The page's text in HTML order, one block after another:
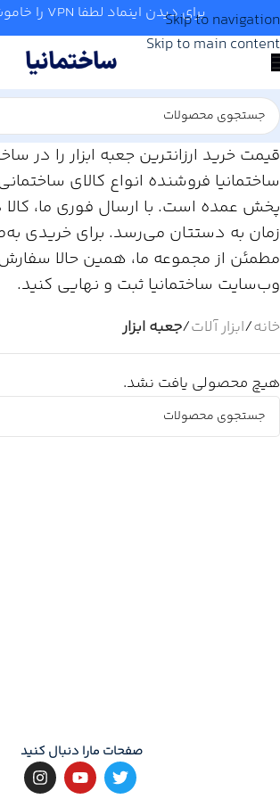
Skip to navigation
Skip to main content
برای دیدن اینماد لطفا VPN را خاموش کنید
قیمت خرید ارزانترین جعبه ابزار را در
ساختمانیا فروشنده انواع کالای
پخش عمده است. با ارسال فوری ما، کالا
زمان به دستتان می‌رسد. برای خریدی
مطمئن از مجموعه ما، همین حالا
وب‌سایت ساختمانیا ثبت و نهایی کنید.
خانه/ابزار آلات/جعبه ابزار
هیچ محصولی یافت نشد.
صفحات مارا دنبال کنید